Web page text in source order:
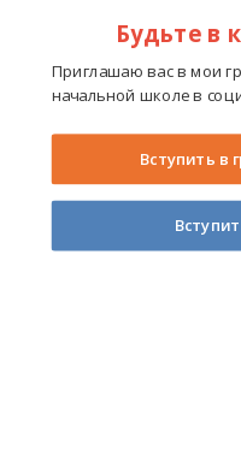
Будьте в
Приглашаю вас в мои
начальной школе в
Вступить в